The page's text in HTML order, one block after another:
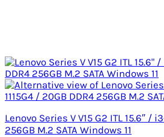
Lenovo Series V V15 G2 ITL 15.6″ /
256GB M.2 SATA Windows 11